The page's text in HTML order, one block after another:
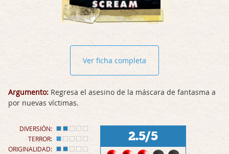
Ver ficha completa
Argumento: Regresa el asesino de la máscara de fantasma a
por nuevas víctimas.
DIVERSIÓN:
TERROR:
ORIGINALIDAD:
2.5/5